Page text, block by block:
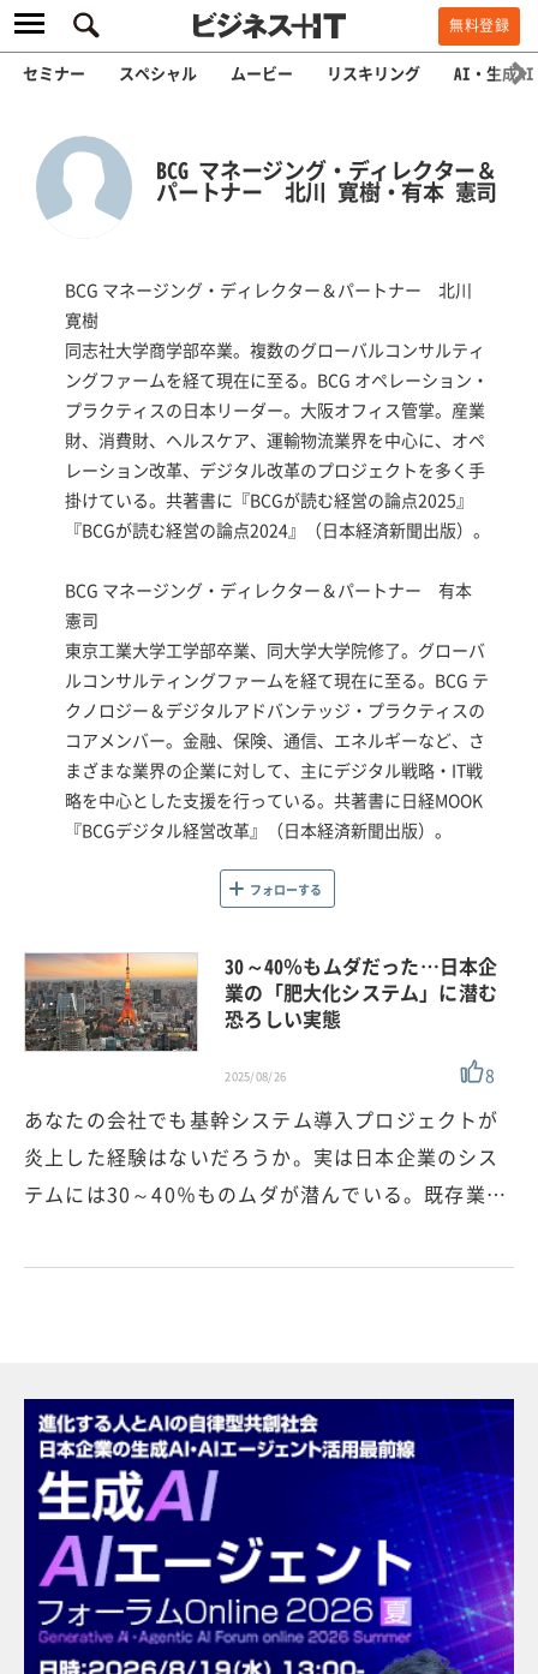
無料登録
セミナー スペシャル ムービー リスキリング AI・生成AI
BCG マネージング・ディレクター＆
パートナー 北川 寛樹・有本 憲司
BCG マネージング・ディレクター＆パートナー 北川
寛樹
同志社大学商学部卒業。複数のグローバルコンサルティ
ングファームを経て現在に至る。BCG オペレーション・
プラクティスの日本リーダー。大阪オフィス管掌。産業
財、消費財、ヘルスケア、運輸物流業界を中心に、オペ
レーション改革、デジタル改革のプロジェクトを多く手
掛けている。共著書に『BCGが読む経営の論点2025』
『BCGが読む経営の論点2024』（日本経済新聞出版）。
BCG マネージング・ディレクター＆パートナー 有本
憲司
東京工業大学工学部卒業、同大学大学院修了。グローバ
ルコンサルティングファームを経て現在に至る。BCG テ
クノロジー＆デジタルアドバンテッジ・プラクティスの
コアメンバー。金融、保険、通信、エネルギーなど、さ
まざまな業界の企業に対して、主にデジタル戦略・IT戦
略を中心とした支援を行っている。共著書に日経MOOK
『BCGデジタル経営改革』（日本経済新聞出版）。
フォローする
30～40％もムダだった…日本企
業の「肥大化システム」に潜む
恐ろしい実態
2025/08/26 8
あなたの会社でも基幹システム導入プロジェクトが
炎上した経験はないだろうか。実は日本企業のシス
テムには30～40％ものムダが潜んでいる。既存業…